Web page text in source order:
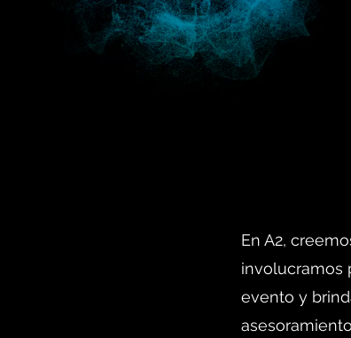
En A2,
involucramos
evento y